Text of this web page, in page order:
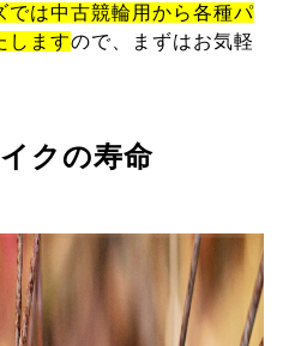
では中古競輪用から各種パ
しますので、まずはお気軽
クの寿命